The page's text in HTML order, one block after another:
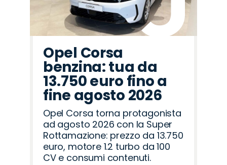
Opel Corsa
benzina: tua da
13.750 euro fino a
fine agosto 2026
Opel Corsa torna protagonista
ad agosto 2026 con la Super
Rottamazione: prezzo da 13.750
euro, motore 1.2 turbo da 100
CV e consumi contenuti.